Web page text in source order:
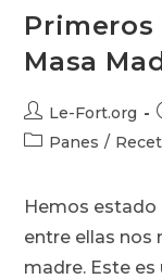
Primeros
Masa
Autor
de
Le-Fort.org
Categoría
entrada:
Panes /
Hemos estado
entre ellas nos
madre. Este